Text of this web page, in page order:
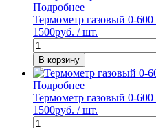
Подробнее
Термометр газовый 0-
1500руб. / шт.
В корзину
Подробнее
Термометр газовый 0-
1500руб. / шт.